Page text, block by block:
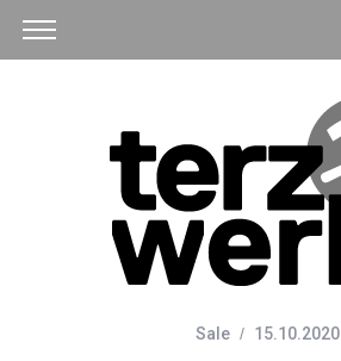
Sale 15.10.2020